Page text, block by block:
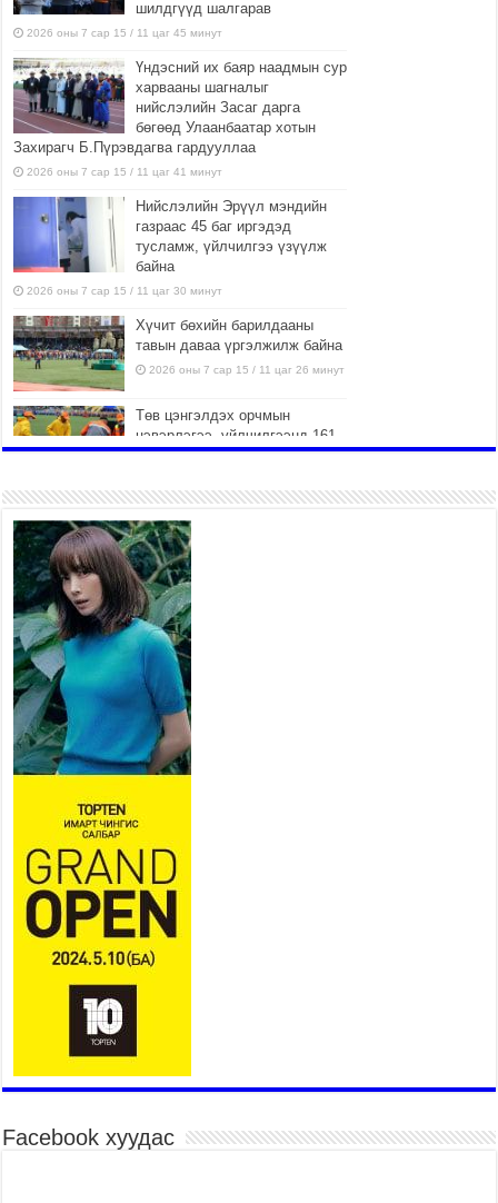
шилдгүүд шалгарав
2026 оны 7 сар 15 / 11 цаг 45 минут
Үндэсний их баяр наадмын сур
харвааны шагналыг
нийслэлийн Засаг дарга
бөгөөд Улаанбаатар хотын
Захирагч Б.Пүрэвдагва гардууллаа
2026 оны 7 сар 15 / 11 цаг 41 минут
Нийслэлийн Эрүүл мэндийн
газраас 45 баг иргэдэд
тусламж, үйлчилгээ үзүүлж
байна
2026 оны 7 сар 15 / 11 цаг 30 минут
Хүчит бөхийн барилдааны
тавын даваа үргэлжилж байна
2026 оны 7 сар 15 / 11 цаг 26 минут
Төв цэнгэлдэх орчмын
цэвэрлэгээ, үйлчилгээнд 161
ажилтан, 27 техниктэй
2026 оны 7 сар 15 / 11 цаг 22 минут
Наадмын амралтын өдрүүдэд
нийслэлийн эрүүл мэндийн
байгууллагууд дараах
хуваарийн дагуу ажиллана
2026 оны 7 сар 15 / 11 цаг 18 минут
Үндэсний их баяр наадам эхэллээ
2026 оны 7 сар 15 / 11 цаг 14 минут
Үер усны аюулаас сэргийлж, нийслэлийн Онцгой
байдлын газрын 162 алба хаагч үүрэг гүйцэтгэж
байна
2026 оны 7 сар 15 / 11 цаг 07 минут
Үндэсний их сурын харваанд 850 харваач цэц
мэргэнээ сорьж байна
2026 оны 7 сар 15 / 11 цаг 03 минут
Төв цэнгэлдэхийн эргэн тойронд
2026 оны 7 сар 15 / 10 цаг 58 минут
Үндэсний их баяр наадмын шагайн харваа
насанд хүрэгчдийн багийн харваагаар
үргэлжилж байна
2026 оны 7 сар 15 / 10 цаг 52 минут
Үндэсний их баяр наадмын хүчит бөхийн
барилдаан эхэллээ
2026 оны 7 сар 15 / 10 цаг 46 минут
Үндэсний хувцасны өдрийг тохиолдуулан
“Дээлтэй монгол наадам” боллоо
Facebook хуудас